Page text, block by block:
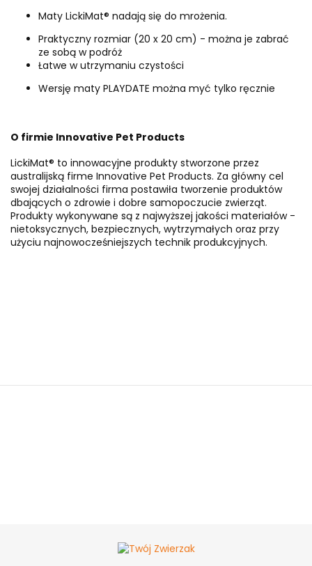
Maty LickiMat® nadają się do mrożenia.
Praktyczny rozmiar (20 x 20 cm) - można je zabrać
ze sobą w podróż
Łatwe w utrzymaniu czystości
Wersję maty PLAYDATE można myć tylko ręcznie
O firmie Innovative Pet Products
LickiMat® to innowacyjne produkty stworzone przez
australijską firme Innovative Pet Products. Za główny cel
swojej działalności firma postawiła tworzenie produktów
dbających o zdrowie i dobre samopoczucie zwierząt.
Produkty wykonywane są z najwyższej jakości materiałów -
nietoksycznych, bezpiecznych, wytrzymałych oraz przy
użyciu najnowocześniejszych technik produkcyjnych.